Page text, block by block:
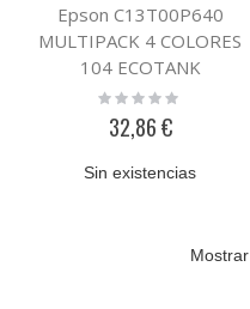
Epson C13T00P640
MULTIPACK 4 COLORES
104 ECOTANK
Rating:
32,86 €
Sin existencias
Mostrar